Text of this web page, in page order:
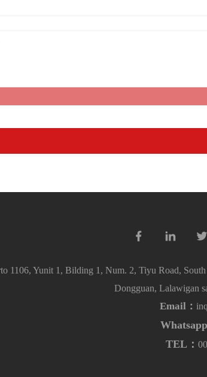
1106, Yunit 1, Bilding 1, Num. 2, Tiyu Road,
Dongguan, Lalawigan
Email：
Whatsapp
TEL：